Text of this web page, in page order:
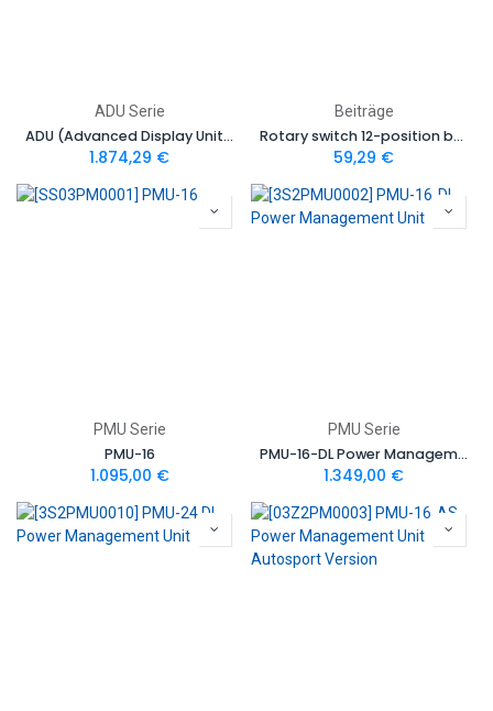
ADU Serie
ADU (Advanced Display Unit) 7 Inch Autosport
1.874,29 €
Beiträge
Rotary switch 12-position by Grayhill
59,29 €
PMU Serie
PMU-16
1.095,00 €
PMU Serie
PMU-16-DL Power Management Unit
1.349,00 €